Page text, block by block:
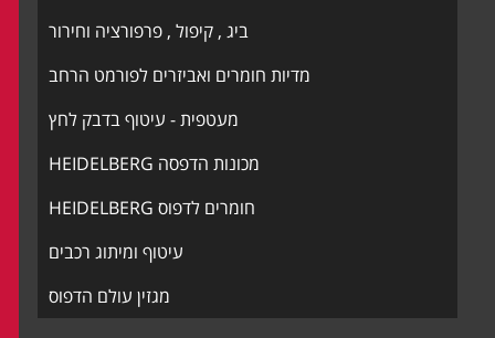
ביג , קיפול , פרפורציה וחירור
מדיות חומרים ואביזרים לפורמט הרחב
מעטפית - עיטוף בדבק לחץ
מכונות הדפסה HEIDELBERG
חומרים לדפוס HEIDELBERG
עיטוף ומיתוג רכבים
מגזין עולם הדפוס